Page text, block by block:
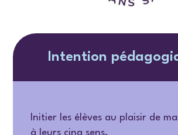
Intention
Initier les élèves au plaisir de